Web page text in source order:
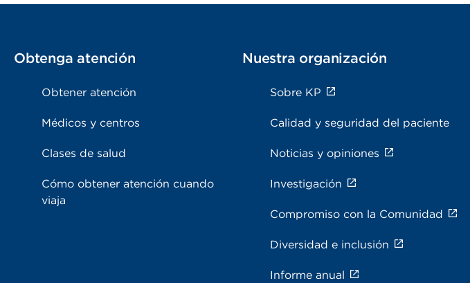
Obtenga atención
Obtener atención
Médicos y centros
Clases de salud
Cómo obtener atención cuando
viaja
Nuestra organización
Sobre KP
Calidad y seguridad del paciente
Noticias y opiniones
Investigación
Compromiso con la Comunidad
Diversidad e inclusión
Informe anual